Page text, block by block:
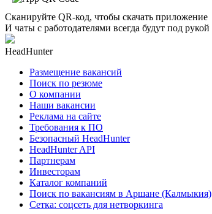
Сканируйте QR-код, чтобы скачать приложение
И чаты с работодателями всегда будут под рукой
HeadHunter
Размещение вакансий
Поиск по резюме
О компании
Наши вакансии
Реклама на сайте
Требования к ПО
Безопасный HeadHunter
HeadHunter API
Партнерам
Инвесторам
Каталог компаний
Поиск по вакансиям в Аршане (Калмыкия)
Сетка: соцсеть для нетворкинга